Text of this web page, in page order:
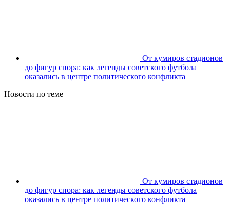
От кумиров стадионов
до фигур спора: как легенды советского футбола
оказались в центре политического конфликта
Новости по теме
От кумиров стадионов
до фигур спора: как легенды советского футбола
оказались в центре политического конфликта